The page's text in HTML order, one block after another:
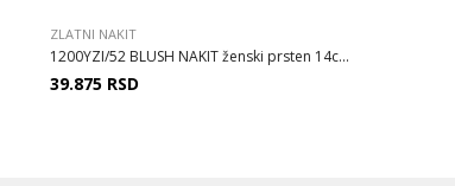
ZLATNI NAKIT
1200YZI/52 BLUSH NAKIT ženski prsten 14c...
39.875 RSD